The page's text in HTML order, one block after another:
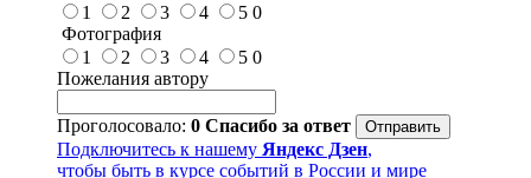
1
2 3 4 5 0
Фотография
1
2 3 4 5 0
Пожелания автору
Проголосовало: 0 Спасибо за ответ
Подключитесь к нашему Яндекс Дзен,
чтобы быть в курсе событий в России и мире